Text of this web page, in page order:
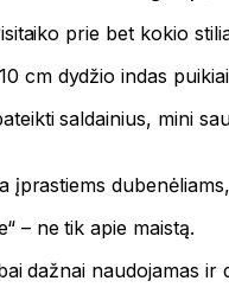
prie bet kokio
cm dydžio indas
saldainius, mini
įprastiems
– ne tik apie maistą.
dažnai naudojamas ir